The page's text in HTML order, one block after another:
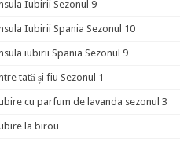
Iubirii Sezonul 9
Iubirii Spania Sezonul 10
iubirii Spania Sezonul 9
tată și fiu Sezonul 1
cu parfum de lavanda sezonul 3
la birou